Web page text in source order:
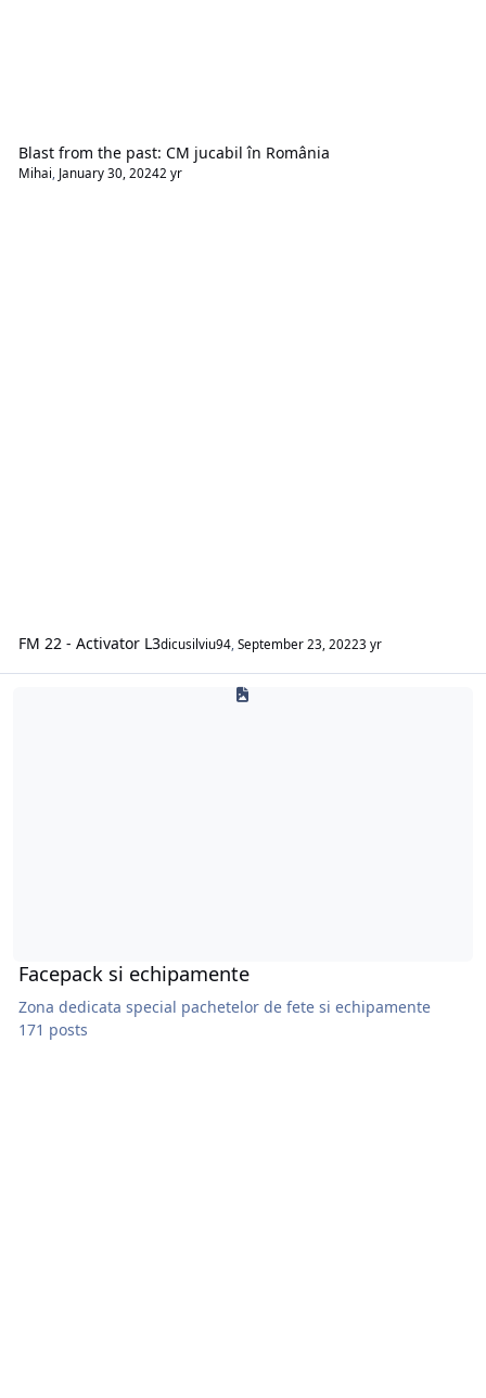
Blast from the past: CM jucabil în România
Mihai January 30, 20242 yr
FM 22 - Activator L3dicusilviu94, September 23, 20223 yr
Facepack si echipamente
Zona dedicata special pachetelor de fete si echipamente
171 posts